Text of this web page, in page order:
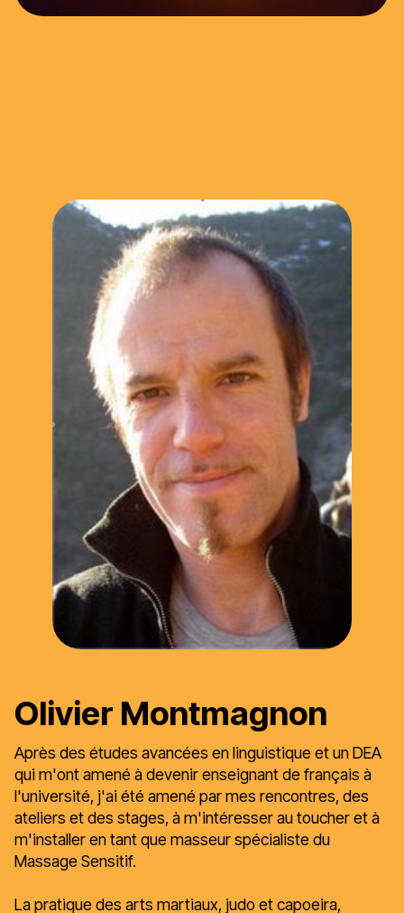
Olivier Montmagnon
Après des études avancées en linguistique et un DEA
qui m'ont amené à devenir enseignant de français à
l'université, j'ai été amené par mes rencontres, des
ateliers et des stages, à m'intéresser au toucher et à
m'installer en tant que masseur spécialiste du
Massage Sensitif.
La pratique des arts martiaux, judo et capoeira,